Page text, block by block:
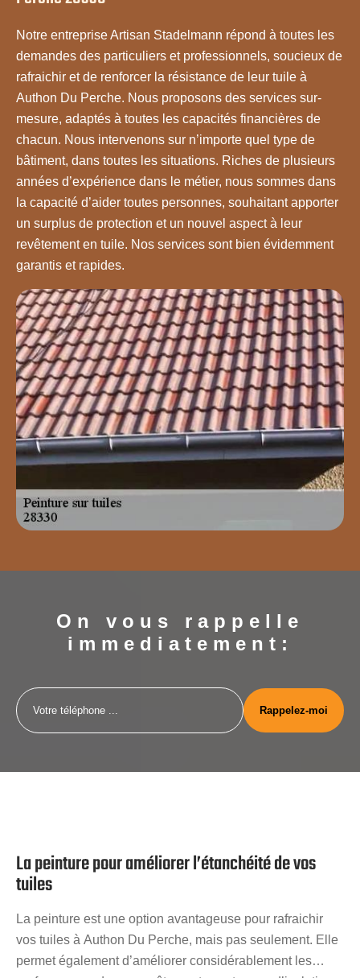
Notre entreprise Artisan Stadelmann répond à toutes les
demandes des particuliers et professionnels, soucieux de
rafraichir et de renforcer la résistance de leur tuile à
Authon Du Perche. Nous proposons des services sur-
mesure, adaptés à toutes les capacités financières de
chacun. Nous intervenons sur n’importe quel type de
bâtiment, dans toutes les situations. Riches de plusieurs
années d’expérience dans le métier, nous sommes dans
la capacité d’aider toutes personnes, souhaitant apporter
un surplus de protection et un nouvel aspect à leur
revêtement en tuile. Nos services sont bien évidemment
garantis et rapides.
On vous rappelle
immediatement:
La peinture pour améliorer l’étanchéité de vos
tuiles
La peinture est une option avantageuse pour rafraichir
vos tuiles à Authon Du Perche, mais pas seulement. Elle
permet également d’améliorer considérablement les